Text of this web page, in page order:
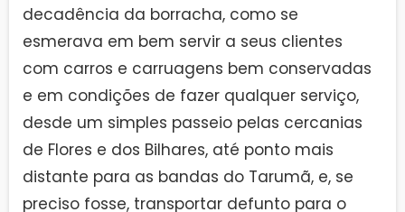
decadência da borracha, como se
esmerava em bem servir a seus clientes
com carros e carruagens bem conservadas
e em condições de fazer qualquer serviço,
desde um simples passeio pelas cercanias
de Flores e dos Bilhares, até ponto mais
distante para as bandas do Tarumã, e, se
preciso fosse, transportar defunto para o